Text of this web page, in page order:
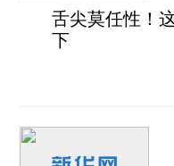
舌尖莫任性！
下